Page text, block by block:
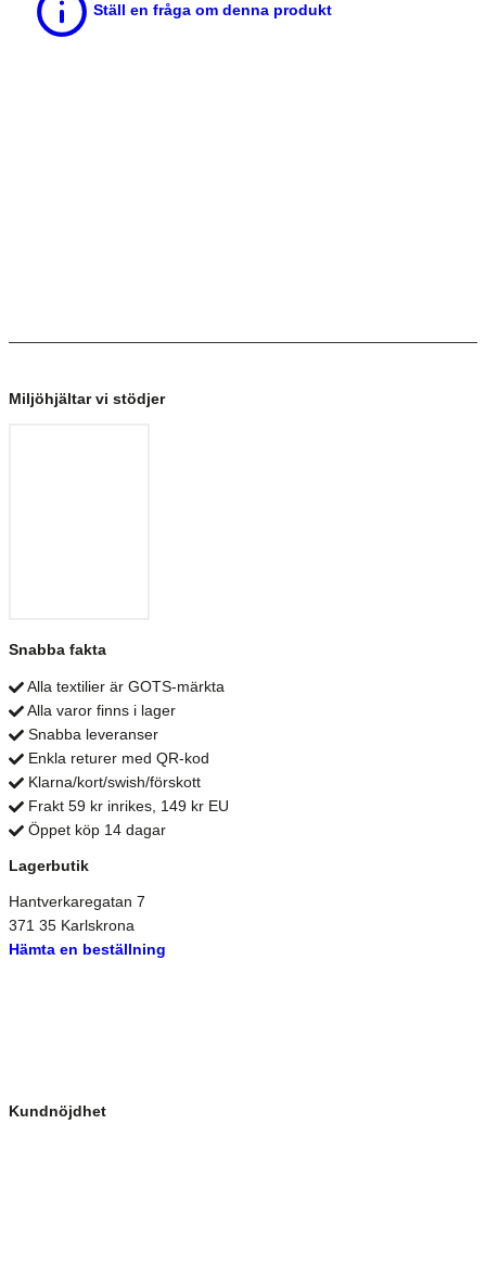
Ställ en fråga om denna produkt
Miljöhjältar vi stödjer
Snabba fakta
Alla textilier är GOTS-märkta
Alla varor finns i lager
Snabba leveranser
Enkla returer med QR-kod
Klarna/kort/swish/förskott
Frakt 59 kr inrikes, 149 kr EU
Öppet köp 14 dagar
Lagerbutik
Hantverkaregatan 7
371 35 Karlskrona
Hämta en beställning
Kundnöjdhet